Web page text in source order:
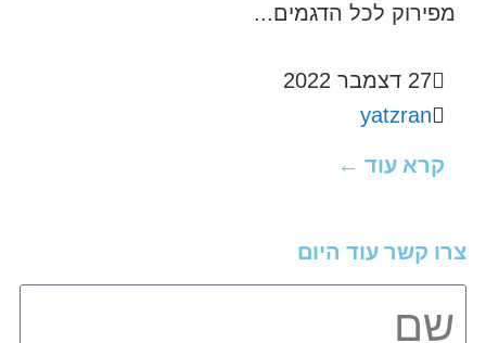
מפירוק לכל הדגמים...
27 דצמבר 2022
yatzran
קרא עוד ←
צרו קשר עוד היום